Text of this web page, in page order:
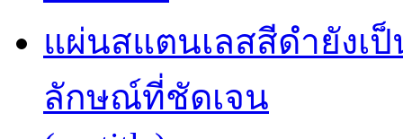
แผ่นสแตนเลสสีดำยังเ
ลักษณ์ที่ชัดเจน